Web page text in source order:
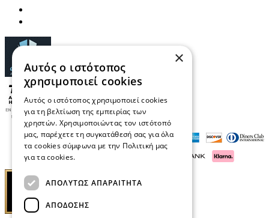
×
Αυτός ο ιστότοπος
χρησιμοποιεί cookies
Αυτός ο ιστότοπος χρησιμοποιεί cookies
για τη βελτίωση της εμπειρίας των
χρηστών. Χρησιμοποιώντας τον ιστότοπό
μας, παρέχετε τη συγκατάθεσή σας για όλα
τα cookies σύμφωνα με την Πολιτική μας
για τα cookies.
ΑΠΟΛΎΤΩΣ ΑΠΑΡΑΊΤΗΤΑ
ΑΠΌΔΟΣΗΣ